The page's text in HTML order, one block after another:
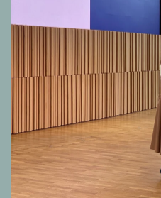
næret – af mennesker, der
de selv lever og arbejder ud fra
ikke stå alene med det, der